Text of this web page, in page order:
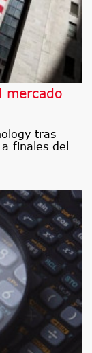
mercado
tras
finales del